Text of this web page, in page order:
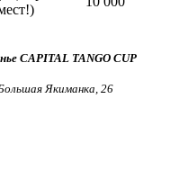
CAPITAL TANGO CUP
Якиманка, 26